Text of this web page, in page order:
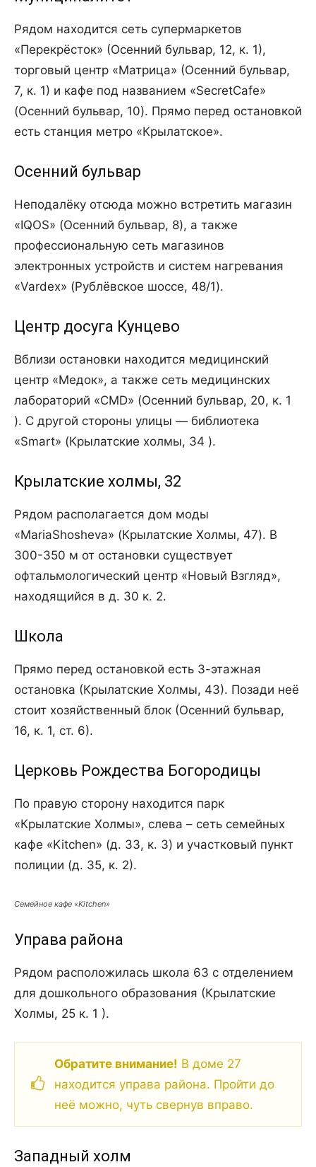
Рядом находится сеть супермаркетов
«Перекрёсток» (Осенний бульвар, 12, к. 1),
торговый центр «Матрица» (Осенний бульвар,
7, к. 1) и кафе под названием «SecretCafe»
(Осенний бульвар, 10). Прямо перед остановкой
есть станция метро «Крылатское».
Осенний бульвар
Неподалёку отсюда можно встретить магазин
«IQOS» (Осенний бульвар, 8), а также
профессиональную сеть магазинов
электронных устройств и систем нагревания
«Vardex» (Рублёвское шоссе, 48/1).
Центр досуга Кунцево
Вблизи остановки находится медицинский
центр «Медок», а также сеть медицинских
лабораторий «CMD» (Осенний бульвар, 20, к. 1
). С другой стороны улицы — библиотека
«Smart» (Крылатские холмы, 34 ).
Крылатские холмы, 32
Рядом располагается дом моды
«MariaShosheva» (Крылатские Холмы, 47). В
300-350 м от остановки существует
офтальмологический центр «Новый Взгляд»,
находящийся в д. 30 к. 2.
Школа
Прямо перед остановкой есть 3-этажная
остановка (Крылатские Холмы, 43). Позади неё
стоит хозяйственный блок (Осенний бульвар,
16, к. 1, ст. 6).
Церковь Рождества Богородицы
По правую сторону находится парк
«Крылатские Холмы», слева – сеть семейных
кафе «Kitchen» (д. 33, к. 3) и участковый пункт
полиции (д. 35, к. 2).
Семейное кафе «Kitchen»
Управа района
Рядом расположилась школа 63 с отделением
для дошкольного образования (Крылатские
Холмы, 25 к. 1 ).
Обратите внимание! В доме 27
находится управа района. Пройти до
неё можно, чуть свернув вправо.
Западный холм